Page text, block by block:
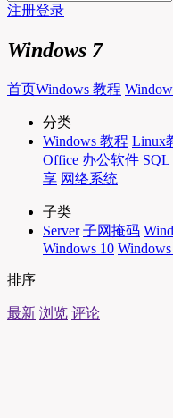
注册登录
Windows 7
首页Windows 教程
分类
Windows 教程 Linux
Office 办公软件 SQL
享 网络系统
子类
Server 子网掩码
Windows 10 Windows
排序
最新 浏览 评论